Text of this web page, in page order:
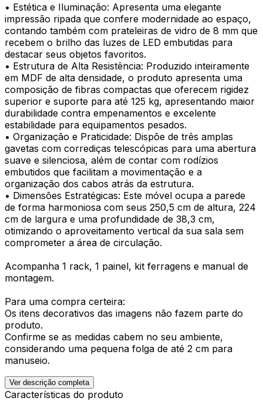
• Estética e Iluminação: Apresenta uma elegante
impressão ripada que confere modernidade ao espaço,
contando também com prateleiras de vidro de 8 mm que
recebem o brilho das luzes de LED embutidas para
destacar seus objetos favoritos.
• Estrutura de Alta Resistência: Produzido inteiramente
em MDF de alta densidade, o produto apresenta uma
composição de fibras compactas que oferecem rigidez
superior e suporte para até 125 kg, apresentando maior
durabilidade contra empenamentos e excelente
estabilidade para equipamentos pesados.
• Organização e Praticidade: Dispõe de três amplas
gavetas com corrediças telescópicas para uma abertura
suave e silenciosa, além de contar com rodízios
embutidos que facilitam a movimentação e a
organização dos cabos atrás da estrutura.
• Dimensões Estratégicas: Este móvel ocupa a parede
de forma harmoniosa com seus 250,5 cm de altura, 224
cm de largura e uma profundidade de 38,3 cm,
otimizando o aproveitamento vertical da sua sala sem
comprometer a área de circulação.
Acompanha 1 rack, 1 painel, kit ferragens e manual de
montagem.
Para uma compra certeira:
Os itens decorativos das imagens não fazem parte do
produto.
Confirme se as medidas cabem no seu ambiente,
considerando uma pequena folga de até 2 cm para
manuseio.
Ver descrição completa
Características do produto